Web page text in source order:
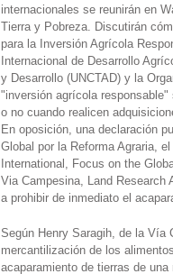
internacionales se reunirán en
Tierra y Pobreza. Discutirán
para la Inversión Agrícola
Internacional de Desarrollo
y Desarrollo (UNCTAD) y la
"inversión agrícola
o no cuando realicen
En oposición, una declaración
Global por la Reforma Agraria,
International, Focus on the
Via Campesina, Land
a prohibir de inmediato el
Según Henry Saragih, de la Vía
mercantilización de los
acaparamiento de tierras de